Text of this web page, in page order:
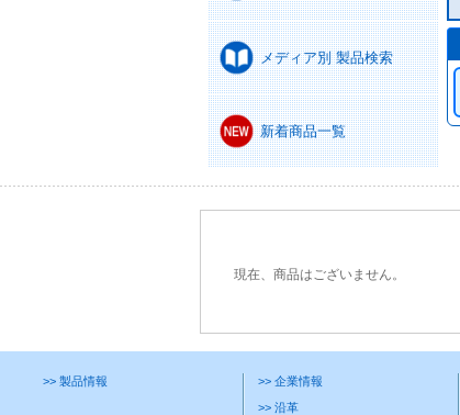
メディア別 製品検索
新着商品一覧
現在、商品はございません。
>> 製品情報
>> 企業情報
>> 沿革